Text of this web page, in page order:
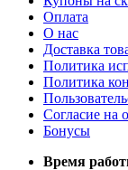
Оплата
О нас
Доставка
Политика
Политика
Согласие на
Бонусы
Время